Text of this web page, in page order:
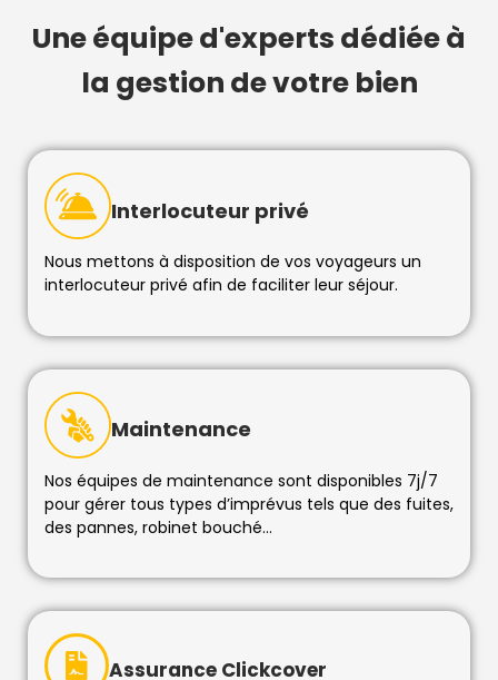
Une équipe d'experts dédiée à
la gestion de votre bien
Interlocuteur privé
Nous mettons à disposition de vos voyageurs un
interlocuteur privé afin de faciliter leur séjour.
Maintenance
Nos équipes de maintenance sont disponibles 7j/7
pour gérer tous types d’imprévus tels que des fuites,
des pannes, robinet bouché…
Assurance Clickcover